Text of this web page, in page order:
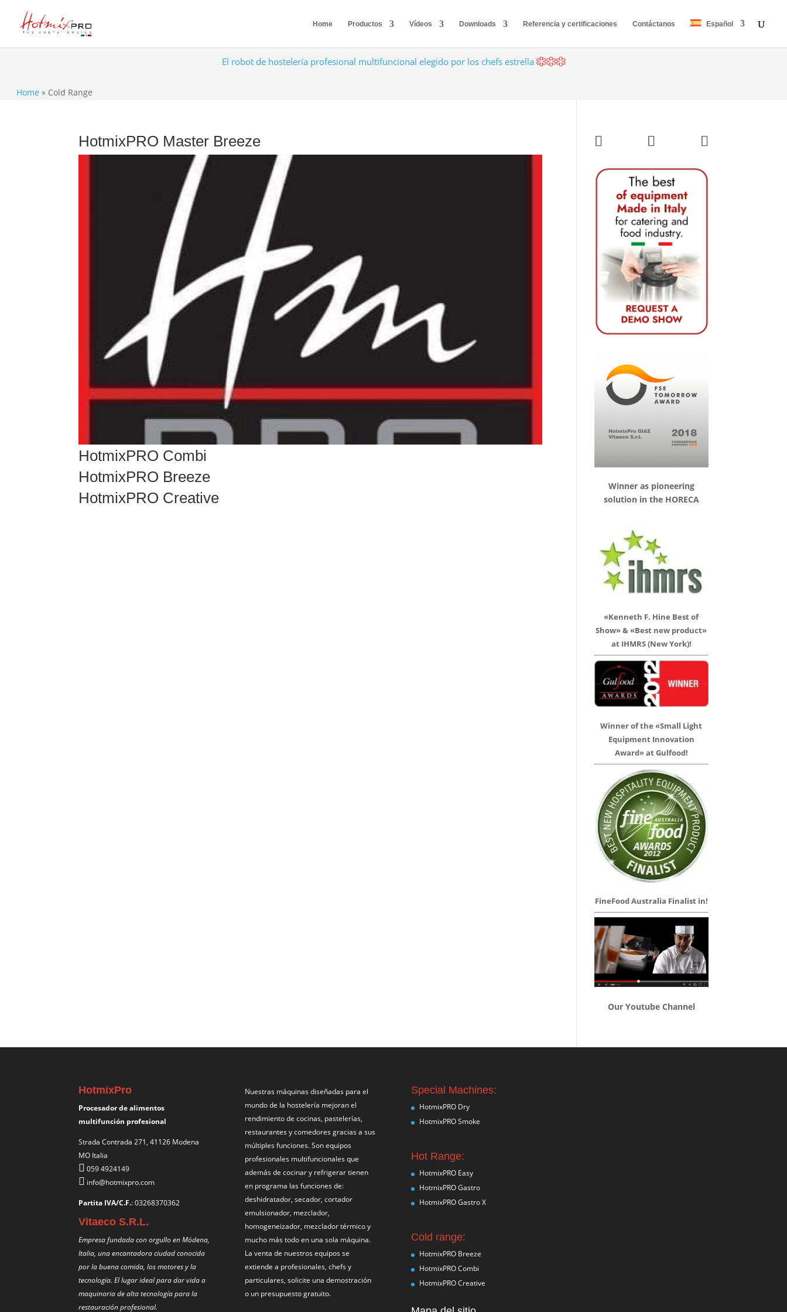
Home Productos Vídeos Downloads Referencia y certificaciones Contáctanos Español
El robot de hostelería profesional multifuncional elegido por los chefs estrella
Home » Cold Range
HotmixPRO Master Breeze
HotmixPRO Combi
HotmixPRO Breeze
HotmixPRO Creative
Winner as pioneering
solution in the HORECA
«Kenneth F. Hine Best of
Show» & «Best new product»
at IHMRS (New York)!
Winner of the «Small Light
Equipment Innovation
Award» at Gulfood!
FineFood Australia Finalist in!
Our Youtube Channel
HotmixPro
Procesador de alimentos
multifunción profesional
Strada Contrada 271, 41126 Modena
MO Italia
059 4924149
info@hotmixpro.com
Partita IVA/C.F.: 03268370362
Vitaeco S.R.L.
Empresa fundada con orgullo en Módena,
Italia, una encantadora ciudad conocida
por la buena comida, los motores y la
tecnología. El lugar ideal para dar vida a
maquinaria de alta tecnología para la
restauración profesional.
Nuestras máquinas diseñadas para el
mundo de la hostelería mejoran el
rendimiento de cocinas, pastelerías,
restaurantes y comedores gracias a sus
múltiples funciones. Son equipos
profesionales multifuncionales que
además de cocinar y refrigerar tienen
en programa las funciones de:
deshidratador, secador, cortador
emulsionador, mezclador,
homogeneizador, mezclador térmico y
mucho más todo en una sola máquina.
La venta de nuestros equipos se
extiende a profesionales, chefs y
particulares, solicite una demostración
o un presupuesto gratuito.
Special Machines:
HotmixPRO Dry
HotmixPRO Smoke
Hot Range:
HotmixPRO Easy
HotmixPRO Gastro
HotmixPRO Gastro X
Cold range:
HotmixPRO Breeze
HotmixPRO Combi
HotmixPRO Creative